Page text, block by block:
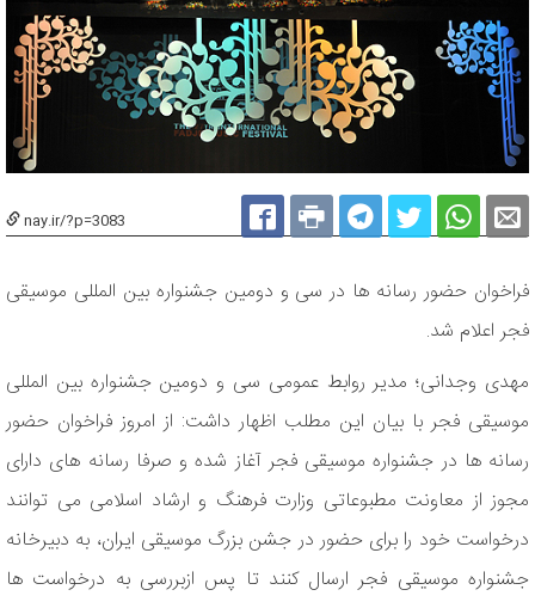
nay.ir/?p=3083
فراخوان حضور رسانه ها در سی و دومین جشنواره بین المللی موسیقی
فجر اعلام شد.
مهدی وجدانی؛ مدیر روابط عمومی سی و دومین جشنواره بین المللی
موسیقی فجر با بیان این مطلب اظهار داشت: از امروز فراخوان حضور
رسانه ها در جشنواره موسیقی فجر آغاز شده و صرفا رسانه های دارای
مجوز از معاونت مطبوعاتی وزارت فرهنگ و ارشاد اسلامی می توانند
درخواست خود را برای حضور در جشن بزرگ موسیقی ایران، به دبیرخانه
جشنواره موسیقی فجر ارسال کنند تا پس ازبررسی به درخواست ها